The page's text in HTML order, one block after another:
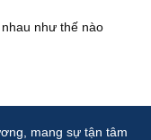
như thế nào
mang sự tận tâm